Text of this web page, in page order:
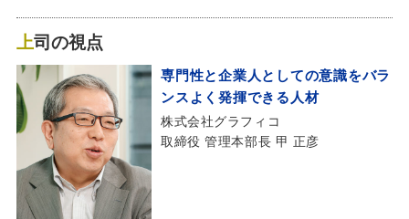
上司の視点
専門性と企業人としての意識をバラ
ンスよく発揮できる人材
株式会社グラフィコ
取締役 管理本部長 甲 正彦